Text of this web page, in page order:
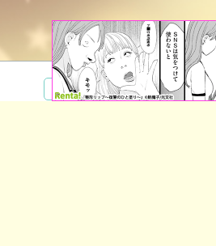
夢小説 ツイステ R18